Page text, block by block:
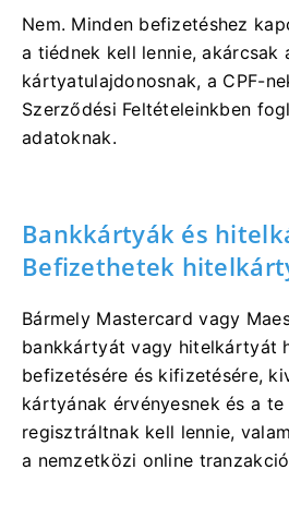
Nem. Minden befizetéshez
a tiédnek kell lennie, akárcsak
kártyatulajdonosnak, a CPF-
Szerződési Feltételeinkben
adatoknak.
Bankkártyák és
Befizethetek
Bármely Mastercard vagy
bankkártyát vagy hitelkártyát
befizetésére és kifizetésére,
kártyának érvényesnek és a te
regisztráltnak kell lennie,
a nemzetközi online